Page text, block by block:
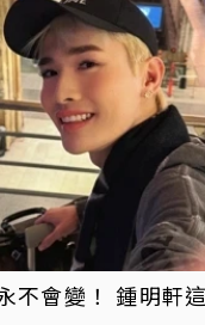
不會變！ 鍾明軒